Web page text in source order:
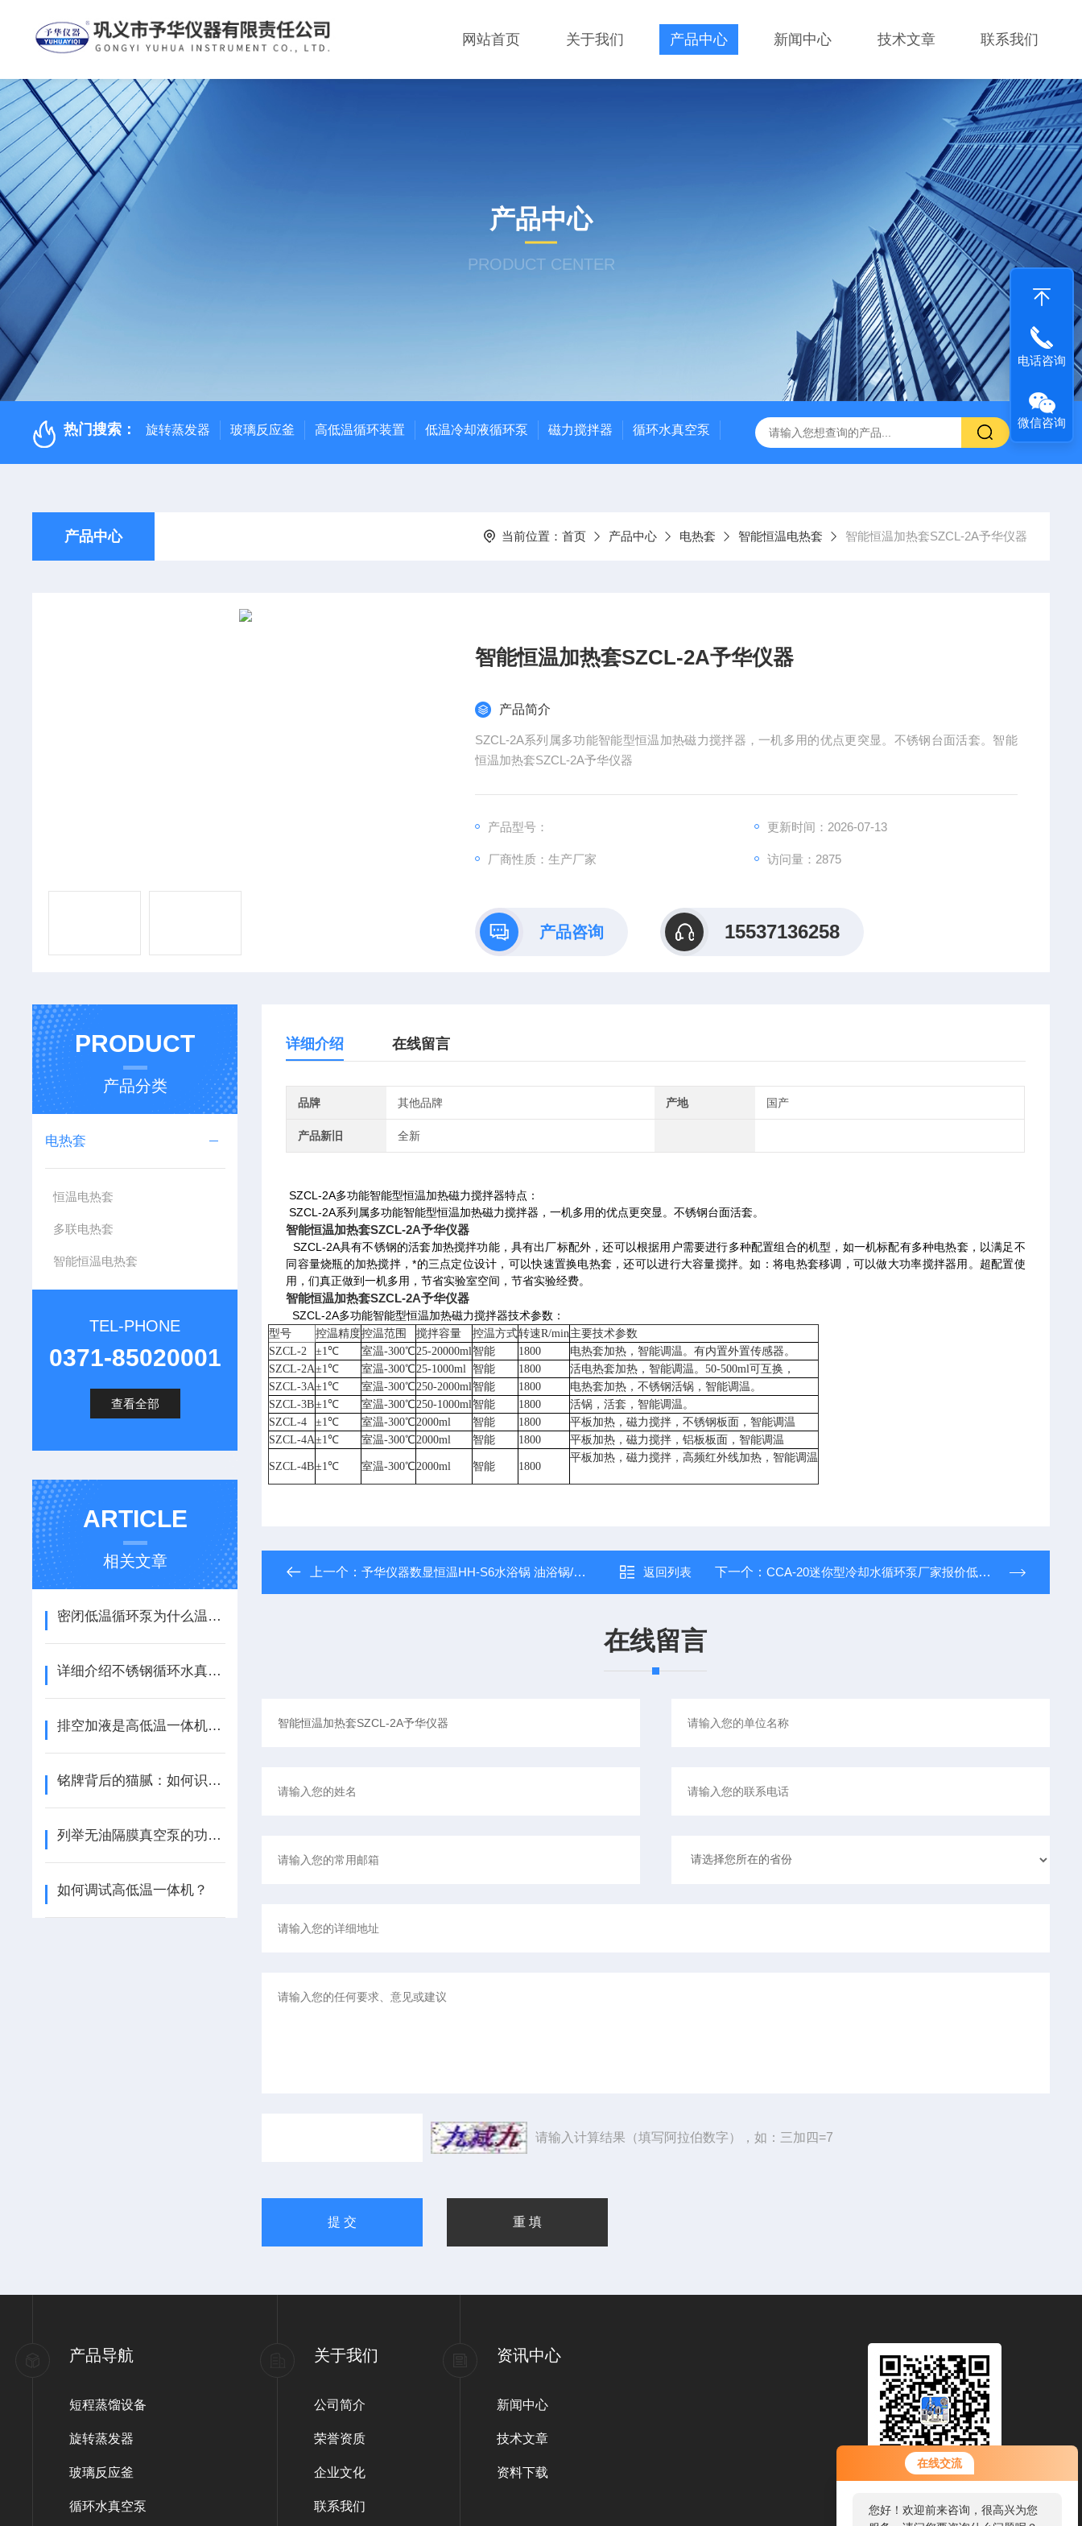
在线交流
您好！欢迎前来咨询，很高兴为您
网站首页 关于我们 产品中心 新闻中心 技术文章 联系我们
产品中心
PRODUCT CENTER
热门搜索： 旋转蒸发器 玻璃反应釜 高低温循环装置 低温冷却液循环泵 磁力搅拌器 循环水真空泵
产品中心 当前位置： 首页 产品中心 电热套 智能恒温电热套 智能恒温加热套SZCL-2A予华仪器
智能恒温加热套SZCL-2A予华仪器
产品简介
SZCL-2A系列属多功能智能型恒温加热磁力搅拌器，一机多用的优点更突显。不锈钢台面活套。智能
恒温加热套SZCL-2A予华仪器
产品型号： 更新时间：2026-07-13
厂商性质：生产厂家 访问量：2875
产品咨询 15537136258
PRODUCT
产品分类
电热套
恒温电热套
多联电热套
智能恒温电热套
TEL-PHONE
0371-85020001
查看全部
ARTICLE
相关文章
密闭低温循环泵为什么温度到不了标准温度？
详细介绍不锈钢循环水真空泵的9个优点
排空加液是高低温一体机使用的基础
铭牌背后的猫腻：如何识破高低温一体机“峰值功率”的参数陷阱？
列举无油隔膜真空泵的功能特点
如何调试高低温一体机？
详细介绍 在线留言
品牌 其他品牌 产地 国产
产品新旧 全新
SZCL-2A多功能智能型恒温加热磁力搅拌器特点：
SZCL-2A系列属多功能智能型恒温加热磁力搅拌器，一机多用的优点更突显。不锈钢台面活套。
智能恒温加热套SZCL-2A予华仪器
SZCL-2A具有不锈钢的活套加热搅拌功能，具有出厂标配外，还可以根据用户需要进行多种配置组合的机型，如一机标配有多种电热套，以满足不
同容量烧瓶的加热搅拌，*的三点定位设计，可以快速置换电热套，还可以进行大容量搅拌。如：将电热套移调，可以做大功率搅拌器用。超配置使
用，们真正做到一机多用，节省实验室空间，节省实验经费。
智能恒温加热套SZCL-2A予华仪器
SZCL-2A多功能智能型恒温加热磁力搅拌器技术参数：
型号 控温精度控温范围 搅拌容量 控温方式转速R/min主要技术参数
SZCL-2
±1℃ 室温-300℃25-20000ml智能 1800
电热套加热，智能调温。有内置外置传感器。
SZCL-2A±1℃ 室温-300℃25-1000ml 智能 1800
活电热套加热，智能调温。50-500ml可互换，
SZCL-3A±1℃ 室温-300℃250-2000ml智能 1800
电热套加热，不锈钢活锅，智能调温。
SZCL-3B±1℃ 室温-300℃250-1000ml智能 1800
活锅，活套，智能调温。
SZCL-4
±1℃ 室温-300℃2000ml 智能 1800
平板加热，磁力搅拌，不锈钢板面，智能调温
SZCL-4A±1℃ 室温-300℃2000ml 智能 1800 平板加热，磁力搅拌，铝板板面，智能调温
SZCL-4B±1℃ 室温-300℃2000ml 智能 1800
平板加热，磁力搅拌，高频红外线加热，智能调温
上一个：予华仪器数显恒温HH-S6水浴锅 油浴锅/水浴锅 返回列表 下一个： CCA-20迷你型冷却水循环泵厂家报价低质量好
在线留言
请输入计算结果（填写阿拉伯数字），如：三加四=7
产品导航
短程蒸馏设备
旋转蒸发器
玻璃反应釜
循环水真空泵
关于我们
公司简介
荣誉资质
企业文化
联系我们
资讯中心
新闻中心
技术文章
资料下载
扫一扫，添加微信
电话咨询
微信咨询